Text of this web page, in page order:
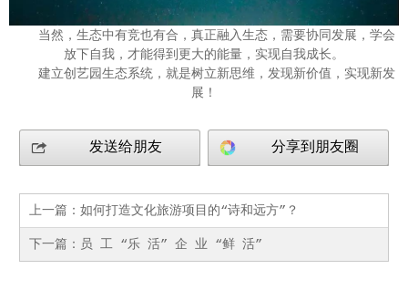
当然，生态中有竞也有合，真正融入生态，需要协同发展，学会
放下自我，才能得到更大的能量，实现自我成长。
建立创艺园生态系统，就是树立新思维，发现新价值，实现新发
展！
发送给朋友 分享到朋友圈
上一篇： 如何打造文化旅游项目的“诗和远方”？
下一篇： 员 工 “乐 活” 企 业 “鲜 活”